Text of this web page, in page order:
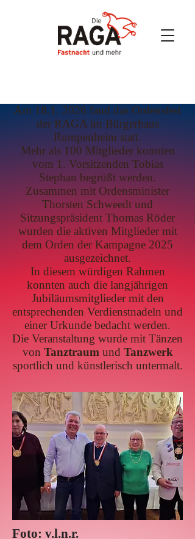
Am 18.1. 2026 fand das Ordensfest
der RAGA im Bürgerhaus
Rumpenheim statt.
Mehr als 100 Mitglieder konnten
vom 1. Vorsitzenden Tobias
Stephan begrüßt werden.
Zusammen mit Ordensminister
Thorsten Schweedt und
Sitzungspräsident Thomas Röder
wurden die aktiven Mitglieder mit
dem Orden der Kampagne 2025
ausgezeichnet.
In diesem würdigen Rahmen
konnten auch die langjährigen
Jubiläumsmitglieder mit den
entsprechenden Verdienstnadeln und
einer Urkunde bedacht werden.
Die Veranstaltung wurde mit Tänzen
von Tanztraum und Tanzwerk
sportlich und künstlerisch untermalt.
Foto: v.l.n.r.